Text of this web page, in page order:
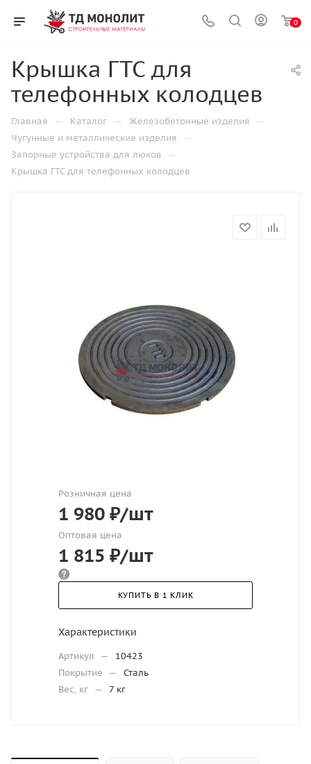
0
Крышка ГТС для
телефонных колодцев
Главная — Каталог — Железобетонные изделия —
Чугунные и металлические изделия —
Запорные устройства для люков —
Крышка ГТС для телефонных колодцев
Розничная цена
1 980 ₽/шт
Оптовая цена
1 815 ₽/шт
КУПИТЬ В 1 КЛИК
Характеристики
Артикул —
10423
Покрытие
—
Сталь
Вес, кг — 7 кг